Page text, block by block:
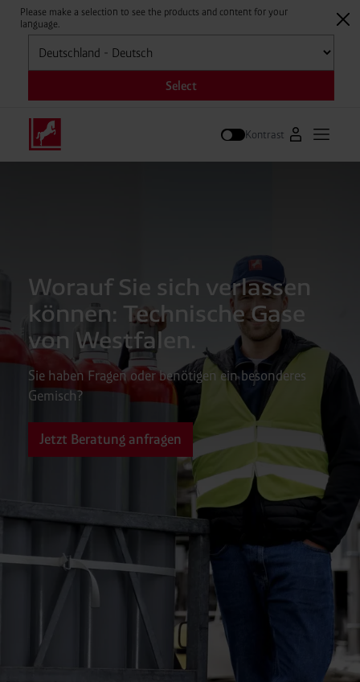
Please make a selection to see the products and content for your
language.
Auswählen
Select
Kontrast Zum
Worauf Sie sich verlassen
können: Technische Gase
von Westfalen.
Sie haben Fragen oder benötigen ein besonderes
Gemisch?
Jetzt Beratung anfragen